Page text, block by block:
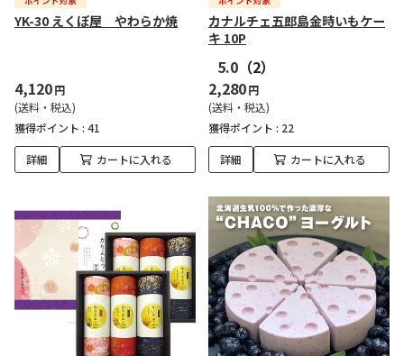
YK-30 えくぼ屋 やわらか焼
4,120円
(送料・税込)
獲得ポイント : 41
詳細 カートに入れる
カナルチェ五郎島金時いもケー
キ 10P
5.0 （2）
2,280円
(送料・税込)
獲得ポイント : 22
詳細 カートに入れる